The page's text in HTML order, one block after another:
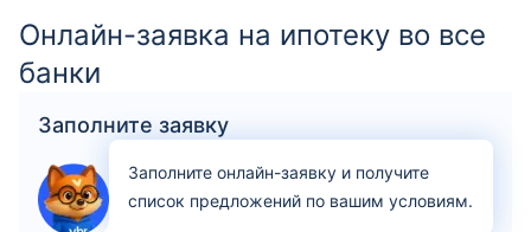
Онлайн-заявка на ипотеку во все
банки
Заполните заявку
Заполните онлайн-заявку и получите
список предложений по вашим условиям.